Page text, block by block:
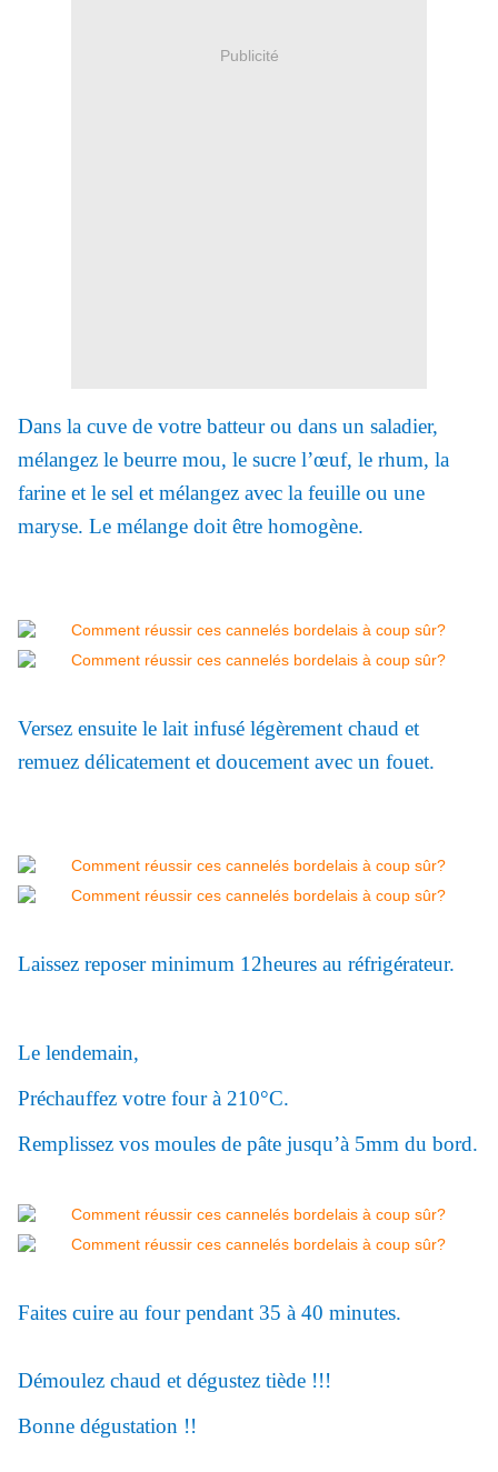
Publicité
Dans la cuve de votre batteur ou dans un saladier,
mélangez le beurre mou, le sucre l’œuf, le rhum, la
farine et le sel et mélangez avec la feuille ou une
maryse. Le mélange doit être homogène.
Versez ensuite le lait infusé légèrement chaud et
remuez délicatement et doucement avec un fouet.
Laissez reposer minimum 12heures au réfrigérateur.
Le lendemain,
Préchauffez votre four à 210°C.
Remplissez vos moules de pâte jusqu’à 5mm du bord.
Faites cuire au four pendant 35 à 40 minutes.
Démoulez chaud et dégustez tiède !!!
Bonne dégustation !!